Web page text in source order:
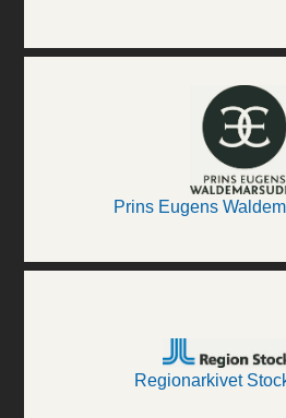
Prins Eugens
Regionarkivet